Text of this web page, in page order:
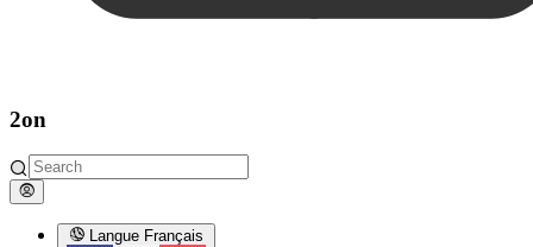
2on
Langue Français